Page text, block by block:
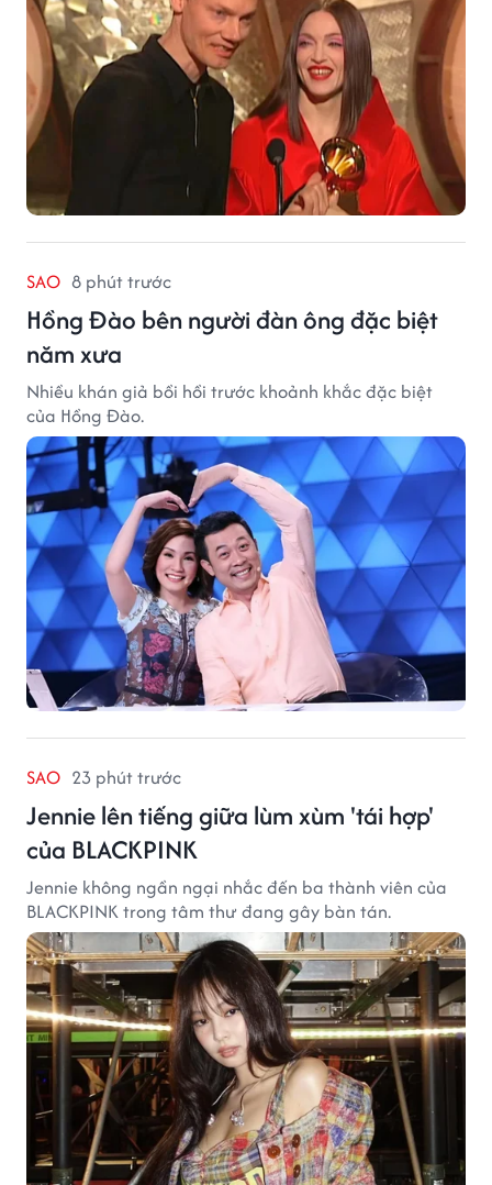
SAO 8 phút trước
Hồng Đào bên người đàn ông đặc biệt
năm xưa
Nhiều khán giả bồi hồi trước khoảnh khắc đặc biệt
của Hồng Đào.
SAO 23 phút trước
Jennie lên tiếng giữa lùm xùm 'tái hợp'
của BLACKPINK
Jennie không ngần ngại nhắc đến ba thành viên của
BLACKPINK trong tâm thư đang gây bàn tán.